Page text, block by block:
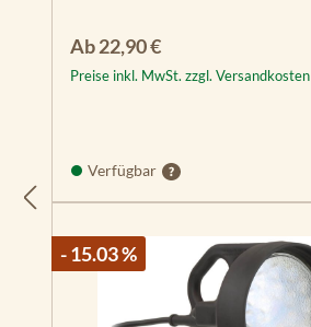
Regulärer Preis:
Ab22,90 €
Preise inkl. MwSt. zzgl. Versandkosten
Verfügbar
- 15.03 %